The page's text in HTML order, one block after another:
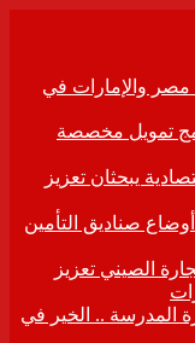
دولار تجارة مصر والإمارات في
تمويل مخصصة
يبحثان تعزيز
صناديق التأمين
الصيني تعزيز
المدرسة .. الخير في